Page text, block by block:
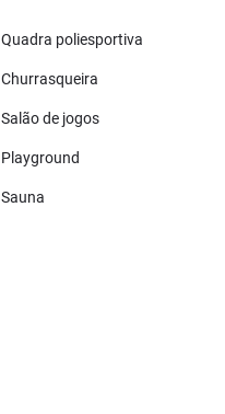
Quadra poliesportiva
Churrasqueira
Salão de jogos
Playground
Sauna